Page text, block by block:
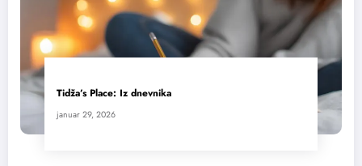
Tidža’s Place: Iz dnevnika
januar 29, 2026